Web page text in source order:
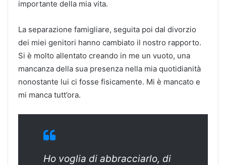
importante della mia vita.
La separazione famigliare, seguita poi dal divorzio
dei miei genitori hanno cambiato il nostro rapporto.
Si è molto allentato creando in me un vuoto, una
mancanza della sua presenza nella mia quotidianità
nonostante lui ci fosse fisicamente. Mi è mancato e
mi manca tutt’ora.
Ho voglia di abbracciarlo, di